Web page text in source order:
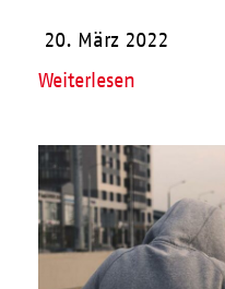
20. März 2022
Weiterlesen